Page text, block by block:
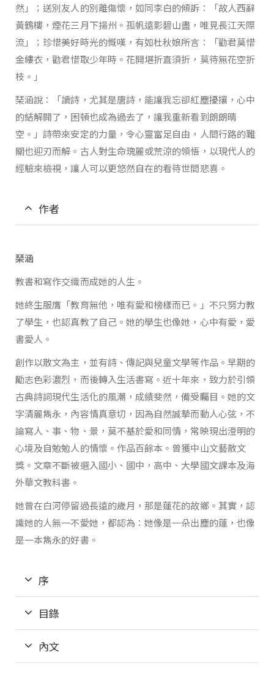
然」；送別友人的別離傷懷，如同李白的傾訴：「故人西辭
黃鶴樓，煙花三月下揚州。孤帆遠影碧山盡，唯見長江天際
流」；珍惜美好時光的慨嘆，有如杜秋娘所言：「勸君莫惜
金縷衣，勸君惜取少年時。花開堪折直須折，莫待無花空折
枝。」
琹涵說：「讀詩，尤其是唐詩，能讓我忘卻紅塵擾攘，心中
的結解開了，困頓也成為過去了，讓我重新看到朗朗晴
空。」詩帶來安定的力量，令心靈富足自由，人間行路的難
關也迎刃而解。古人對生命瑰麗或荒涼的領悟，以現代人的
經驗來檢視，讓人可以更悠然自在的看待世間悲喜。
作者
琹涵
教書和寫作交織而成她的人生。
她終生服膺「教育無他，唯有愛和榜樣而已。」不只努力教
了學生，也認真教了自己。她的學生也像她，心中有愛，愛
書愛人。
創作以散文為主，並有詩、傳記與兒童文學等作品。早期的
勵志色彩濃烈，而後轉入生活書寫。近十年來，致力於引領
古典詩詞現代生活化的風潮，成績斐然，備受矚目。她的文
字清麗雋永，內容情真意切，因為自然誠摯而動人心弦，不
論寫人、事、物、景，莫不基於愛和同情，常映現出澄明的
心境及自勉勉人的情懷。作品百餘本。曾獲中山文藝散文
獎。文章不斷被選入國小、國中，高中、大學國文課本及海
外華文教科書。
她曾在白河停留過長遠的歲月，那是蓮花的故鄉。其實，認
識她的人無一不愛她，都認為：她像是一朵出塵的蓮，也像
是一本雋永的好書。
序
目錄
內文